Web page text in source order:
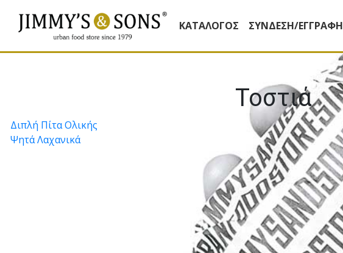
ΚΑΤΆΛΟΓΟΣ ΣΥΝΔΕΣΗ/ΕΓΓΡΑΦΗ
Τοστιά
Πλοήγηση
άρθρων
Διπλή Πίτα Ολικής
Ψητά Λαχανικά